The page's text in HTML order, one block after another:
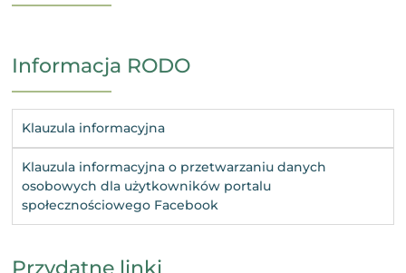
Informacja RODO
Klauzula informacyjna
Klauzula informacyjna o przetwarzaniu danych
osobowych dla użytkowników portalu
społecznościowego Facebook
Przydatne linki